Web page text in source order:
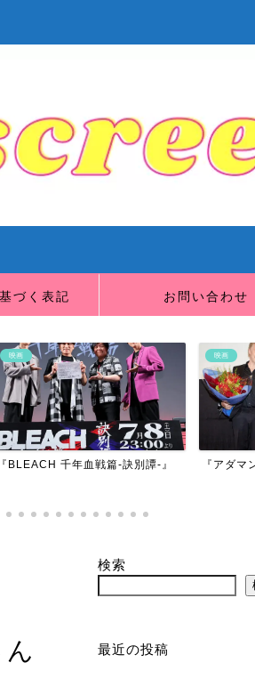
づく表記 お問い合わせ
映画
『アダマン号に乗って』
映画
『バ
検索
最近の投稿